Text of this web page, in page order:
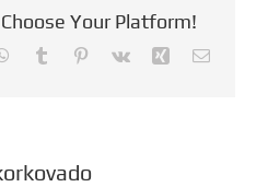
Your Platform!
WhatsApp
Tumblr Pinterest
Vk XingEmail